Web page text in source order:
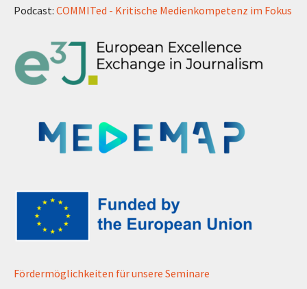
Podcast: COMMITed - Kritische Medienkompetenz im Fokus
Fördermöglichkeiten für unsere Seminare